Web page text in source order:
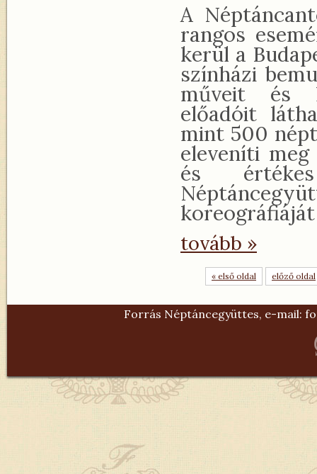
A
rangos
kerül a
színházi
műveit és
előadóit
mint 500
eleveníti
és
tovább »
« első oldal előző oldal
Forrás Néptáncegyüttes, e-mail: